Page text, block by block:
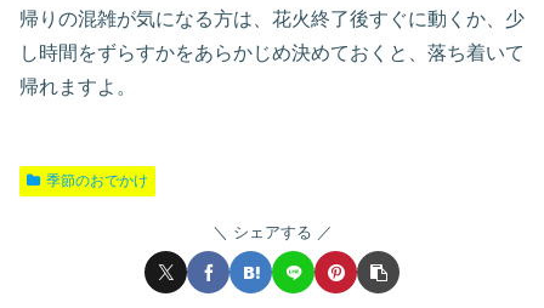
帰りの混雑が気になる方は、花火終了後すぐに動くか、少
し時間をずらすかをあらかじめ決めておくと、落ち着いて
帰れますよ。
季節のおでかけ
シェアする